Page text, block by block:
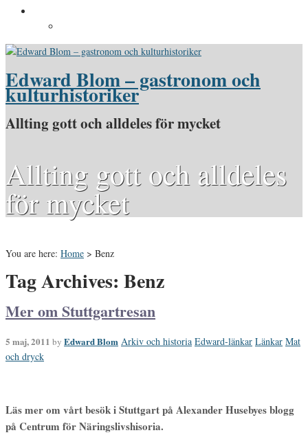
Edward Blom – gastronom och
kulturhistoriker
Allting gott och alldeles för mycket
Allting gott och alldeles
för mycket
You are here: Home > Benz
Tag Archives: Benz
Mer om Stuttgartresan
5 maj, 2011 by Edward Blom Arkiv och historia Edward-länkar Länkar Mat
och dryck
Läs mer om vårt besök i Stuttgart på Alexander Husebyes blogg
på Centrum för Näringslivshisoria.